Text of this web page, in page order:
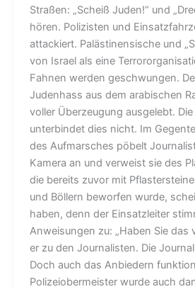
Straßen: „Scheiß Juden!“ und
hören. Polizisten und
attackiert. Palästinensische und
von Israel als eine
Fahnen werden geschwungen.
Judenhass aus dem arabischen
voller Überzeugung ausgelebt. Die
unterbindet dies nicht. Im
des Aufmarsches pöbelt
Kamera an und verweist sie des
die bereits zuvor mit
und Böllern beworfen wurde,
haben, denn der Einsatzleiter
Anweisungen zu: „Haben Sie das
er zu den Journalisten. Die
Doch auch das Anbiedern
Polizeiobermeister wurde auch